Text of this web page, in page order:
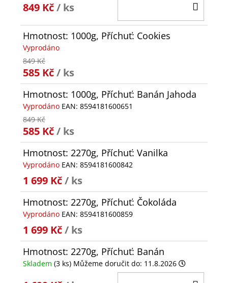
849 Kč/ ks
Hmotnost: 1000g, Příchuť: Cookies
Vyprodáno
849 Kč
585 Kč/ ks
Hmotnost: 1000g, Příchuť: Banán Jahoda
Vyprodáno EAN: 8594181600651
849 Kč
585 Kč/ ks
Hmotnost: 2270g, Příchuť: Vanilka
Vyprodáno EAN: 8594181600842
1 699 Kč/ ks
Hmotnost: 2270g, Příchuť: Čokoláda
Vyprodáno EAN: 8594181600859
1 699 Kč/ ks
Hmotnost: 2270g, Příchuť: Banán
Skladem (3 ks) Můžeme doručit do: 11.8.2026